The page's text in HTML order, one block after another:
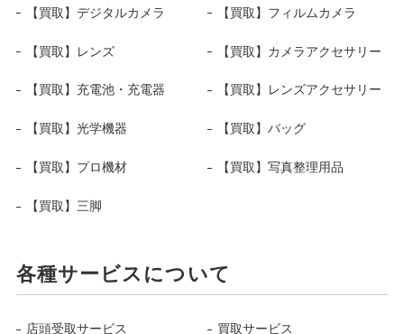
【買取】デジタルカメラ 【買取】フィルムカメラ
【買取】レンズ 【買取】カメラアクセサリー
【買取】充電池・充電器 【買取】レンズアクセサリー
【買取】光学機器 【買取】バッグ
【買取】プロ機材 【買取】写真整理用品
【買取】三脚
各種サービスについて
店頭受取サービス 買取サービス